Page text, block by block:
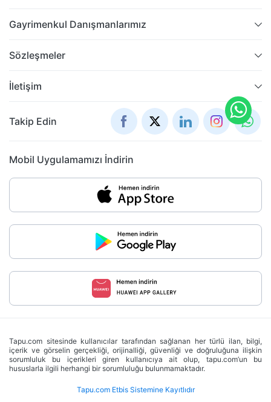
Gayrimenkul Danışmanlarımız
Sözleşmeler
İletişim
Mobil Uygulamamızı İndirin
Takip Edin
Tapu.com sitesinde kullanıcılar tarafından sağlanan her türlü ilan, bilgi,
içerik ve görselin gerçekliği, orijinalliği, güvenliği ve doğruluğuna ilişkin
sorumluluk bu içerikleri giren kullanıcıya ait olup, tapu.com’un bu
hususlarla ilgili herhangi bir sorumluluğu bulunmamaktadır.
Tapu.com Etbis Sistemine Kayıtlıdır